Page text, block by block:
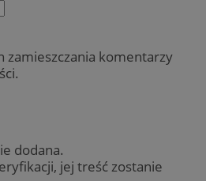
zamieszczania komentarzy
dodana.
jej treść zostanie